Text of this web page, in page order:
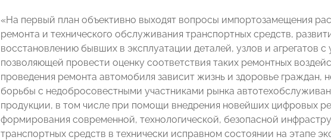
«На первый план объективно выходят вопросы импортозамещения
ремонта и технического обслуживания транспортных средств,
восстановлению бывших в эксплуатации деталей, узлов и агрегатов
позволяющей провести оценку соответствия таких ремонтных
проведения ремонта автомобиля зависит жизнь и здоровье граждан,
борьбы с недобросовестными участниками рынка
продукции, в том числе при помощи внедрения новейших цифровых
формирования современной, технологической, безопасной
транспортных средств в технически исправном состоянии на этапе